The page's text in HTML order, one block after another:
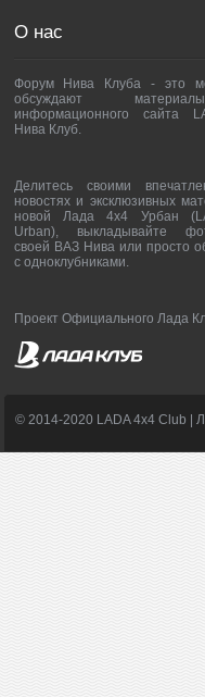
О нас
Форум Нива Клуба - это
обсуждают
информационного сайта
Нива Клуб.
Делитесь своими
новостях и эксклюзивных
новой Лада 4х4 Урбан
Urban), выкладывайте
своей ВАЗ Нива или просто
с одноклубниками.
Проект Официального Лада
© 2014-2020 LADA 4x4 Club |